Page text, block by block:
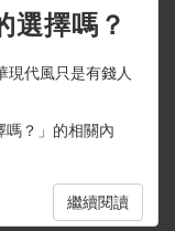
選擇嗎？
現代風只是有錢人
嗎？」的相關內
繼續閱讀